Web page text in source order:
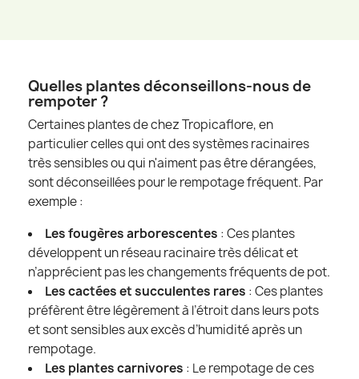
Quelles plantes déconseillons-nous de
rempoter ?
Certaines plantes de chez Tropicaflore, en
particulier celles qui ont des systèmes racinaires
très sensibles ou qui n'aiment pas être dérangées,
sont déconseillées pour le rempotage fréquent. Par
exemple :
Les fougères arborescentes : Ces plantes
développent un réseau racinaire très délicat et
n’apprécient pas les changements fréquents de pot.
Les cactées et succulentes rares : Ces plantes
préfèrent être légèrement à l’étroit dans leurs pots
et sont sensibles aux excès d’humidité après un
rempotage.
Les plantes carnivores : Le rempotage de ces